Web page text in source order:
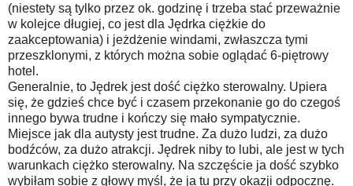
(niestety są tylko przez ok. godzinę i trzeba stać przeważnie
w kolejce długiej, co jest dla Jędrka ciężkie do
zaakceptowania) i jeżdżenie windami, zwłaszcza tymi
przeszklonymi, z których można sobie oglądać 6-piętrowy
hotel.
Generalnie, to Jędrek jest dość ciężko sterowalny. Upiera
się, że gdzieś chce być i czasem przekonanie go do czegoś
innego bywa trudne i kończy się mało sympatycznie.
Miejsce jak dla autysty jest trudne. Za dużo ludzi, za dużo
bodźców, za dużo atrakcji. Jędrek niby to lubi, ale jest w tych
warunkach ciężko sterowalny. Na szczęście ja dość szybko
wybiłam sobie z głowy myśl, że ja tu przy okazji odpocznę.